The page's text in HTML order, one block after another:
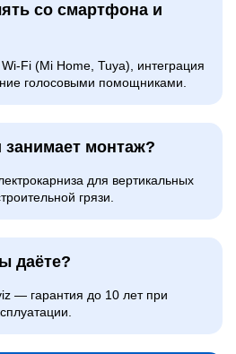
со смартфона и
Fi (Mi Home, Tuya), интеграция
голосовыми помощниками.
монтаж?
для вертикальных
грязи.
даёте?
— гарантия до 10 лет при